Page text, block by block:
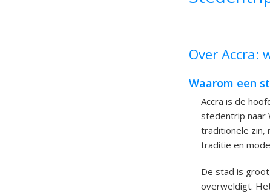
Over Accra:
Waarom een
Accra is de
stedentrip naar
traditionele zin,
traditie en
De stad is
overweldigt.